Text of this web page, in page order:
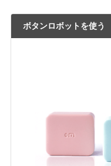
ボタンロボットを使う